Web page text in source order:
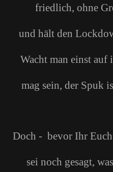
friedlich, ohne
und hält den
Wacht man einst
mag sein, der Spuk
Doch - bevor Ihr
sei noch gesagt,